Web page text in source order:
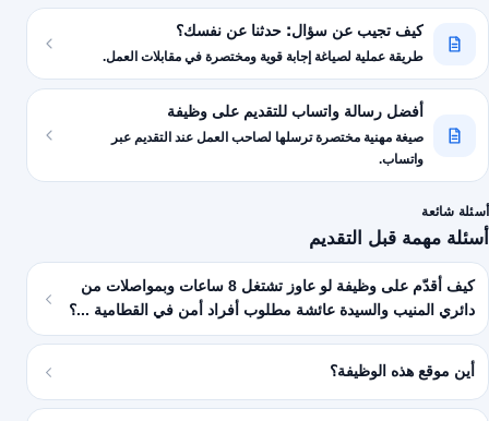
كيف تجيب عن سؤال: حدثنا عن نفسك؟
طريقة عملية لصياغة إجابة قوية ومختصرة في مقابلات العمل.
أفضل رسالة واتساب للتقديم على وظيفة
صيغة مهنية مختصرة ترسلها لصاحب العمل عند التقديم عبر
واتساب.
أسئلة شائعة
أسئلة مهمة قبل التقديم
كيف أقدّم على وظيفة لو عاوز تشتغل 8 ساعات وبمواصلات من
دائري المنيب والسيدة عائشة مطلوب أفراد أمن في القطامية ...؟
أين موقع هذه الوظيفة؟